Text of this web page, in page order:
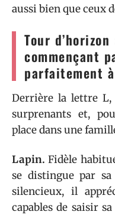
aussi bien que ceux
Tour
commençant
parfaitement
Derrière la lettre L,
surprenants et,
place dans une
Lapin. Fidèle
se distingue par
silencieux, il
capables de saisir